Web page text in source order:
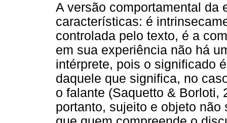
A versão comportamental da
características: é
controlada pelo texto, é a
em sua experiência não há
intérprete, pois o significado
daquele que significa, no
o falante (Saquetto & Borloti,
portanto, sujeito e objeto